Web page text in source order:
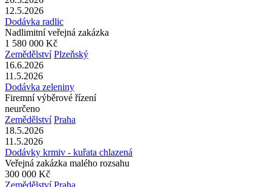
12.5.2026
Dodávka radlic
Nadlimitní veřejná zakázka
1 580 000 Kč
Zemědělství Plzeňský
16.6.2026
11.5.2026
Dodávka zeleniny
Firemní výběrové řízení
neurčeno
Zemědělství Praha
18.5.2026
11.5.2026
Dodávky krmiv - kuřata chlazená
Veřejná zakázka malého rozsahu
300 000 Kč
Zemědělství Praha